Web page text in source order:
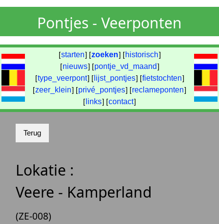
Pontjes - Veerponten
[starten] [zoeken] [ historisch]
[nieuws] [pontje_vd_maand]
[type_veerpont] [ lijst_pontjes] [fietstochten]
[zeer_klein] [privé_pontjes] [reclameponten]
[ links] [contact]
Lokatie :
Veere - Kamperland
(ZE-008)